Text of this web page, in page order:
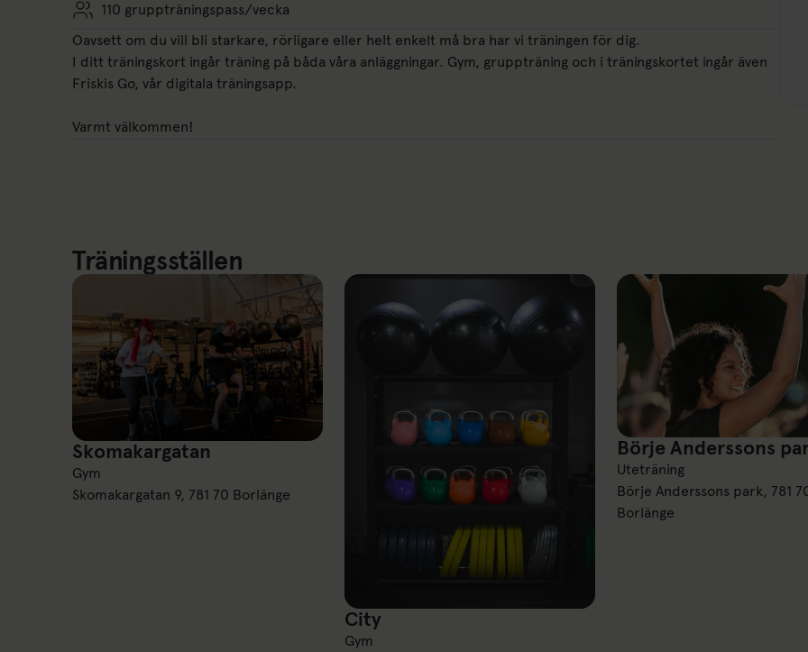
110 gruppträningspass/vecka
Oavsett om du vill bli starkare, rörligare eller helt enkelt må bra har vi träningen för dig.
I ditt träningskort ingår träning på båda våra anläggningar. Gym, gruppträning och i träningskortet ingår även
Friskis Go, vår digitala träningsapp.
Varmt välkommen!
Träningsställen
Skomakargatan
Skomakargatan
Gym
Skomakargatan 9, 781 70 Borlänge
City
City
Gym
Börje Anderssons park
Börje Anderssons
Uteträning
Börje Anderssons park, 781
Borlänge